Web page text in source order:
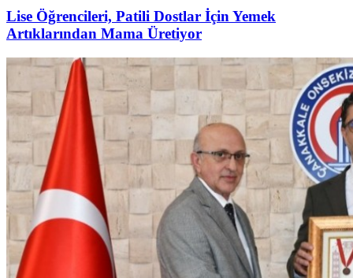
Lise Öğrencileri, Patili Dostlar İçin Yemek
Artıklarından Mama Üretiyor